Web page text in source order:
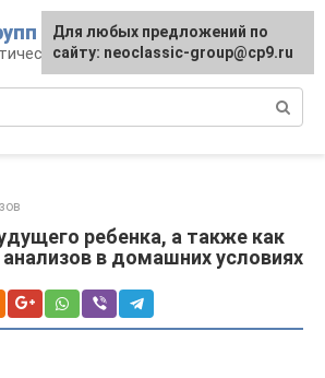
манипуляций
ребенка, а также как
анализов в домашних условиях
Для любых предложений по
сайту: neoclassic-group@cp9.ru